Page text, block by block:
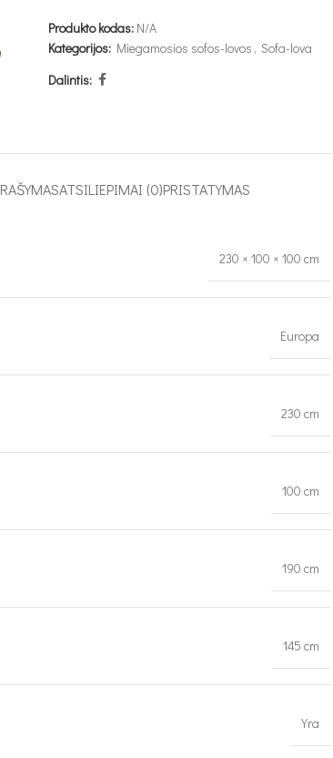
Produkto kodas: N/A
Kategorijos: Miegamosios sofos-lovos , Sofa-lova
Dalintis:
ATSILIEPIMAI (0)PRISTATYMAS
230 × 100 × 100 cm
Europa
230 cm
100 cm
190 cm
145 cm
Yra